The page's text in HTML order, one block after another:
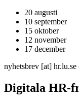
20 augusti
10 september
15 oktober
12 november
17 december
nyhetsbrev [at] hr.lu.se
Digitala HR-